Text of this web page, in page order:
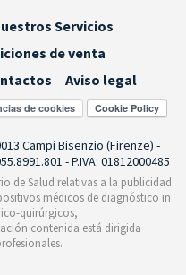
Servicios
de venta
Aviso legal
de cookies
Campi Bisenzio (Firenze) -
- P.IVA: 01812000485
de Salud relativas a la publicidad
médicos de diagnóstico in
quirúrgicos,
contenida está dirigida